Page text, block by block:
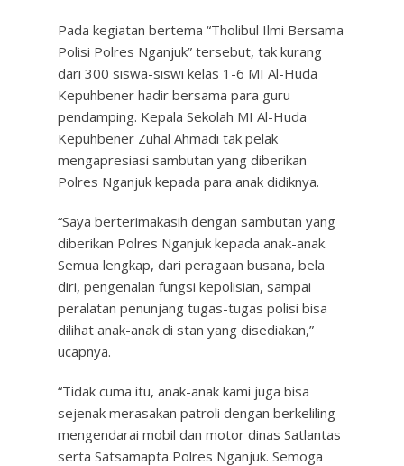
Pada kegiatan bertema “Tholibul Ilmi Bersama
Polisi Polres Nganjuk” tersebut, tak kurang
dari 300 siswa-siswi kelas 1-6 MI Al-Huda
Kepuhbener hadir bersama para guru
pendamping. Kepala Sekolah MI Al-Huda
Kepuhbener Zuhal Ahmadi tak pelak
mengapresiasi sambutan yang diberikan
Polres Nganjuk kepada para anak didiknya.
“Saya berterimakasih dengan sambutan yang
diberikan Polres Nganjuk kepada anak-anak.
Semua lengkap, dari peragaan busana, bela
diri, pengenalan fungsi kepolisian, sampai
peralatan penunjang tugas-tugas polisi bisa
dilihat anak-anak di stan yang disediakan,”
ucapnya.
“Tidak cuma itu, anak-anak kami juga bisa
sejenak merasakan patroli dengan berkeliling
mengendarai mobil dan motor dinas Satlantas
serta Satsamapta Polres Nganjuk. Semoga